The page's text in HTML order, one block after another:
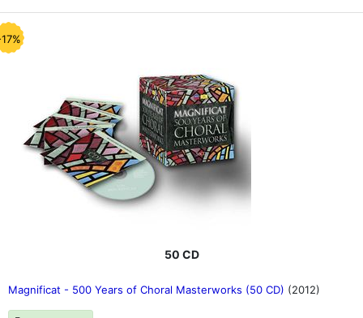
50 CD
Magnificat - 500 Years of Choral Masterworks (50 CD) (2012)